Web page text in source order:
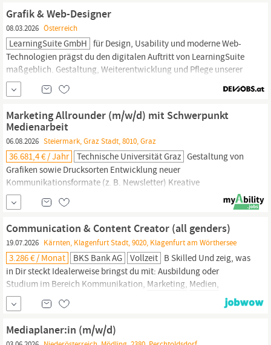
Grafikdesign,Mediendesign
Grafik & Web-Designer
08.03.2026 Österreich
LearningSuite GmbH für Design, Usability und moderne Web-
Technologien prägst du den digitalen Auftritt von LearningSuite
maßgeblich. Gestaltung, Weiterentwicklung und Pflege unserer
Website und Landingpages. Entwicklung interaktiver,
nutzerfreundlicher und ästhetischer Web-Designs. Optimierung
von UI/UX für unsere digitalen Produkte und
Marketing Allrounder (m/w/d) mit Schwerpunkt
Medienarbeit
06.08.2026 Steiermark, Graz Stadt, 8010, Graz
36.681,4 € / Jahr Technische Universität Graz Gestaltung von
Grafiken sowie Drucksorten Entwicklung neuer
Kommunikationsformate (z. B. Newsletter) Kreative
Weiterentwicklung unserer Print- und Online-Kommunikation
Aufnahmebedingungen Abgeschlossene Ausbildung im Bereich
Germanistik oder vergleichbare Qualifikation Sehr...
Communication & Content Creator (all genders)
19.07.2026 Kärnten, Klagenfurt Stadt, 9020, Klagenfurt am Wörthersee
3.286 € / Monat BKS Bank AG Vollzeit B Skilled Und zeig, was
in Dir steckt Idealerweise bringst du mit: Ausbildung oder
Studium im Bereich Kommunikation, Marketing, Medien,
Eventmanagement oder einer vergleichbaren Fachrichtung Erste
Berufserfahrung oder Praktika im Bereich Kommunikation,
oder digitale Medien
Interesse an Websites, digitalen
Mediaplaner:in (m/w/d)